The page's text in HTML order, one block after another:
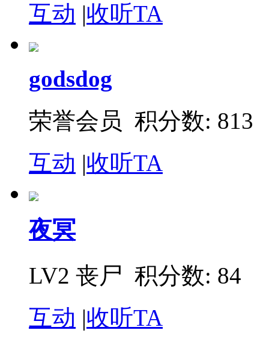
互动 |收听TA
godsdog
荣誉会员 积分数: 813
互动 |收听TA
夜冥
LV2 丧尸 积分数: 84
互动 |收听TA